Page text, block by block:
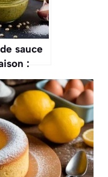
sauce
:
notre